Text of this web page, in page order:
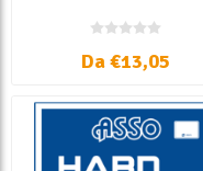
Da €13,05